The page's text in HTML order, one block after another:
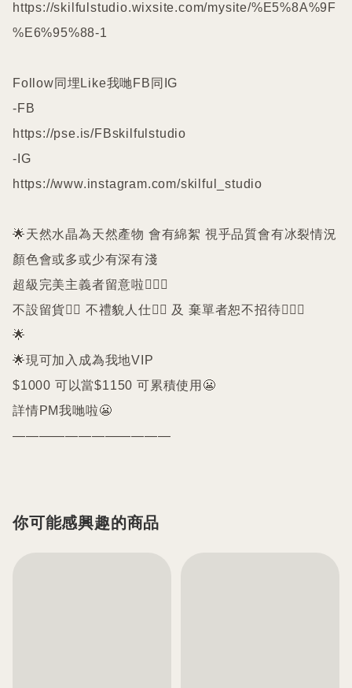
https://skilfulstudio.wixsite.com/mysite/%E5%8A%9F
%E6%95%88-1
Follow同埋Like我哋FB同IG
-FB
https://pse.is/FBskilfulstudio
-IG
https://www.instagram.com/skilful_studio
🌟天然水晶為天然產物 會有綿絮 視乎品質會有冰裂情況
顏色會或多或少有深有淺
超級完美主義者留意啦🙇🏻‍♀️
不設留貨🙅‍♀️ 不禮貌人仕🙅‍♀️ 及 棄單者恕不招待🙇🏻‍♀️
🌟
🌟現可加入成為我地VIP
$1000 可以當$1150 可累積使用😬
詳情PM我哋啦😬
你可能感興趣的商品